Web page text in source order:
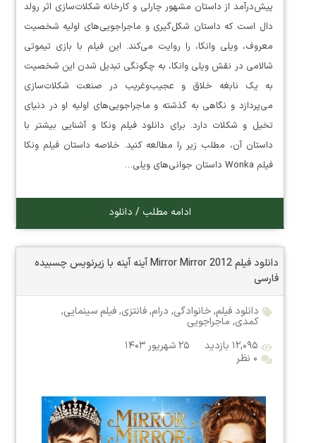
پیش‌درآمد از داستان مشهور چارلی و کارخانه شکلات‌سازی اثر رولد
دال است که داستان شکل‌گیری و ماجراجویی‌های اولیه شخصیت
معروف، ویلی وانکا، را روایت می‌کند. این فیلم با بازی تیموتی
شالامی در نقش ویلی وانکا، به چگونگی تبدیل شدن این شخصیت
به یک نابغه خلاق و عجیب‌وغریب در صنعت شکلات‌سازی
می‌پردازد و نگاهی به گذشته و ماجراجویی‌های اولیه او در دنیای
تخیل و شکلات دارد. برای دانلود فیلم ونکا و آشنایی بیشتر با
داستان آن، مطلب زیر را مطالعه کنید. خلاصه داستان فیلم ونکا
فیلم Wonka داستان جوانی‌های ویلی…
ادامه مطلب / دانلود
دانلود فیلم Mirror Mirror 2012 آینه آینه با زیرنویس چسبیده
فارسی
دانلود فیلم,خانوادگی, درام,فانتزی,فیلم سینمایی,
کمدی, ماجراجویی
۱۲,۰۹۵ بازدید
۲۵ شهریور ۱۴۰۳
۰ نظر